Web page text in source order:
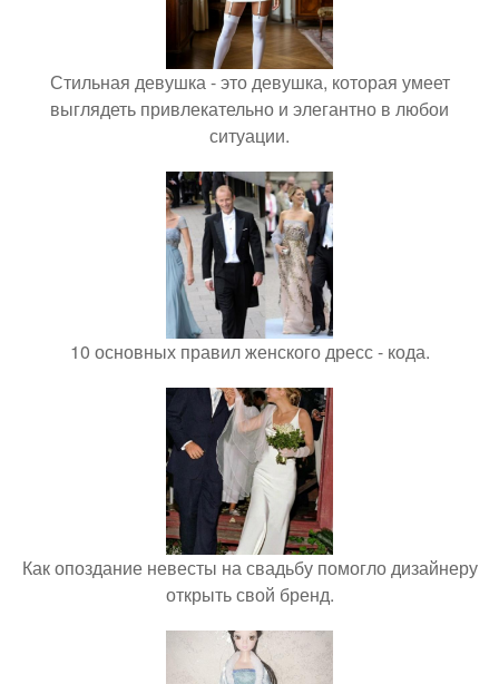
Стильная девушка - это девушка, которая умеет
выглядеть привлекательно и элегантно в любои
ситуации.
10 основных правил женского дресс - кода.
Как опоздание невесты на свадьбу помогло дизайнеру
открыть свой бренд.